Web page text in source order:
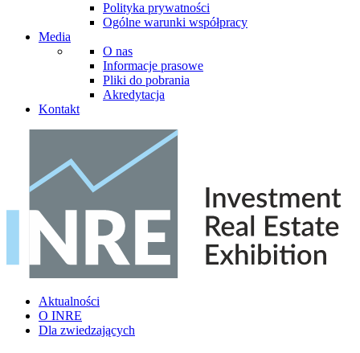
Polityka prywatności
Ogólne warunki współpracy
Media
O nas
Informacje prasowe
Pliki do pobrania
Akredytacja
Kontakt
Aktualności
O INRE
Dla zwiedzających